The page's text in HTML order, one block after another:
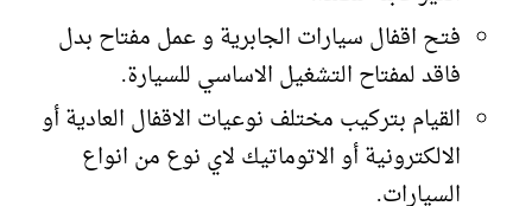
فتح اقفال سيارات الجابرية و عمل مفتاح بدل
فاقد لمفتاح التشغيل الاساسي للسيارة.
القيام بتركيب مختلف نوعيات الاقفال العادية أو
الالكترونية أو الاتوماتيك لاي نوع من انواع
السيارات.